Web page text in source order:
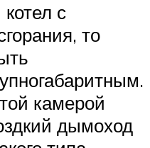
с
то
камерой
дымоход